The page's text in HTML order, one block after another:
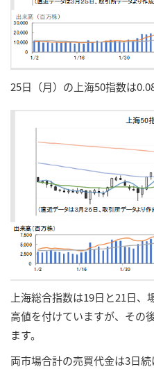
25日（月）の上海50指数は
上海総合指数は19日と21日
高値を付けていますが、その
ます。
両市場合計の売買代金は3日続